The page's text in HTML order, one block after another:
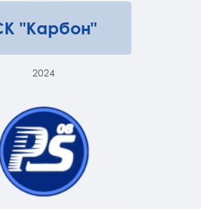
"Карбон"
2024